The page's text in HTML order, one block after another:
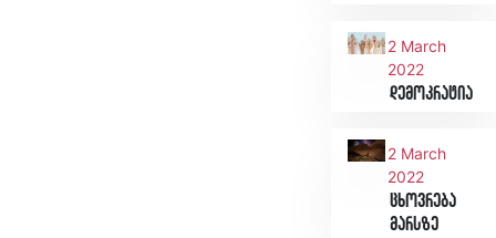
2 March
2022
დემოკრატია
2 March
2022
ცხოვრება
მარსზე